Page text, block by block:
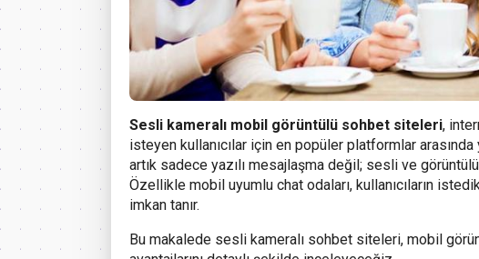
Sesli kameralı mobil görüntülü sohbet siteleri,
isteyen kullanıcılar için en popüler platformlar
artık sadece yazılı mesajlaşma değil; sesli ve
Özellikle mobil uyumlu chat odaları, kullanıcıların
imkan tanır.
Bu makalede sesli kameralı sohbet siteleri, mobil